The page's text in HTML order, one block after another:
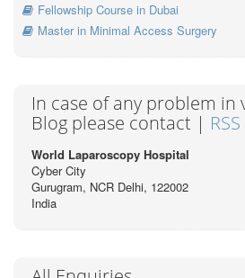
Fellowship Course in Dubai
Master in Minimal Access Surgery
In case of any problem in
Blog please contact | RSS
World Laparoscopy Hospital
Cyber City
Gurugram, NCR Delhi, 122002
India